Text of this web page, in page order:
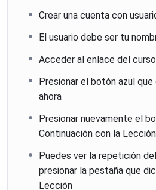
Crear una cuenta con
El usuario debe ser tu
Acceder al enlace del curso
Presionar el botón azul
ahora
Presionar nuevamente el
Continuación con la Lección
Puedes ver la repetición
presionar la pestaña que
Lección